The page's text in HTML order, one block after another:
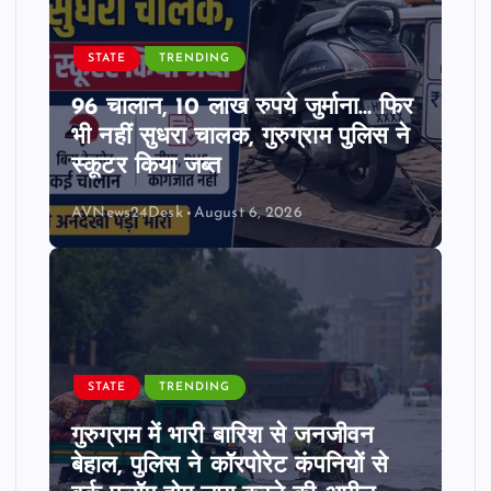
s
p
a
g
i
a
t
i
STATE TRENDING
96 चालान, 10 लाख रुपये जुर्माना… फिर
भी नहीं सुधरा चालक, गुरुग्राम पुलिस ने
स्कूटर किया जब्त
AVNews24Desk August 6, 2026
STATE TRENDING
गुरुग्राम में भारी बारिश से जनजीवन
बेहाल, पुलिस ने कॉरपोरेट कंपनियों से